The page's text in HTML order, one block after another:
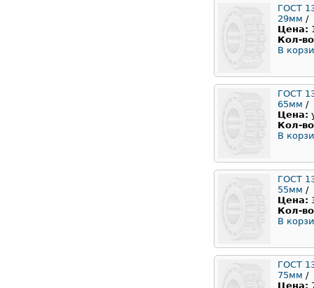
ГОСТ
29мм /
Цена:
Кол-
В
ГОСТ
65мм /
Цена:
Кол-
В
ГОСТ
55мм /
Цена:
Кол-
В
ГОСТ
75мм /
Цена: